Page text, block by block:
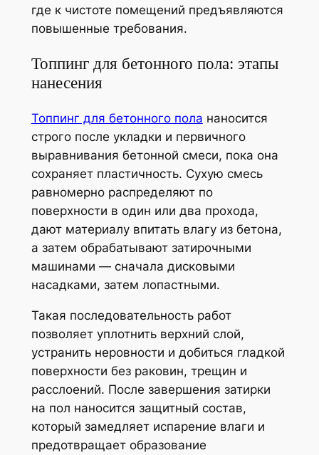
где к чистоте помещений предъявляются
повышенные требования.
Топпинг для бетонного пола: этапы
нанесения
Топпинг для бетонного пола наносится
строго после укладки и первичного
выравнивания бетонной смеси, пока она
сохраняет пластичность. Сухую смесь
равномерно распределяют по
поверхности в один или два прохода,
дают материалу впитать влагу из бетона,
а затем обрабатывают затирочными
машинами — сначала дисковыми
насадками, затем лопастными.
Такая последовательность работ
позволяет уплотнить верхний слой,
устранить неровности и добиться гладкой
поверхности без раковин, трещин и
расслоений. После завершения затирки
на пол наносится защитный состав,
который замедляет испарение влаги и
предотвращает образование